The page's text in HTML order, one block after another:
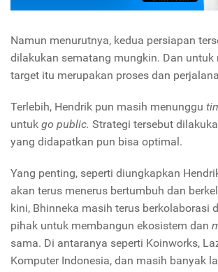
Namun menurutnya, kedua persiapan
dilakukan sematang mungkin. Dan untuk
target itu merupakan proses dan
Terlebih, Hendrik pun masih menunggu
untuk go public. Strategi tersebut
yang didapatkan pun bisa optimal.
Yang penting, seperti diungkapkan
akan terus menerus bertumbuh dan
kini, Bhinneka masih terus berkolaborasi
pihak untuk membangun ekosistem dan
sama. Di antaranya seperti Koinworks,
Komputer Indonesia, dan masih banyak